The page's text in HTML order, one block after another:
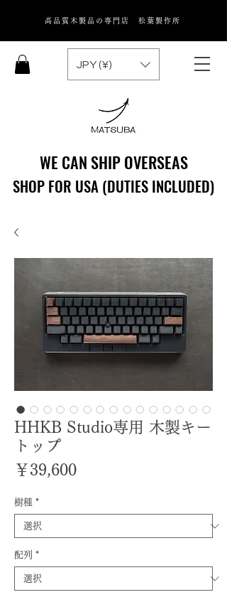
高品質木製品の専門店 松葉製作所
WE CAN SHIP OVERSEAS
WE CAN SHIP OVERSEAS
JPY (¥)
SHOP FOR USA (DUTIES INCLUDED)
SHOP FOR USA (DUTIES INCLUDED)
HHKB Studio専用 木製キー
トップ
￥39,600価
樹種 *
配列 *